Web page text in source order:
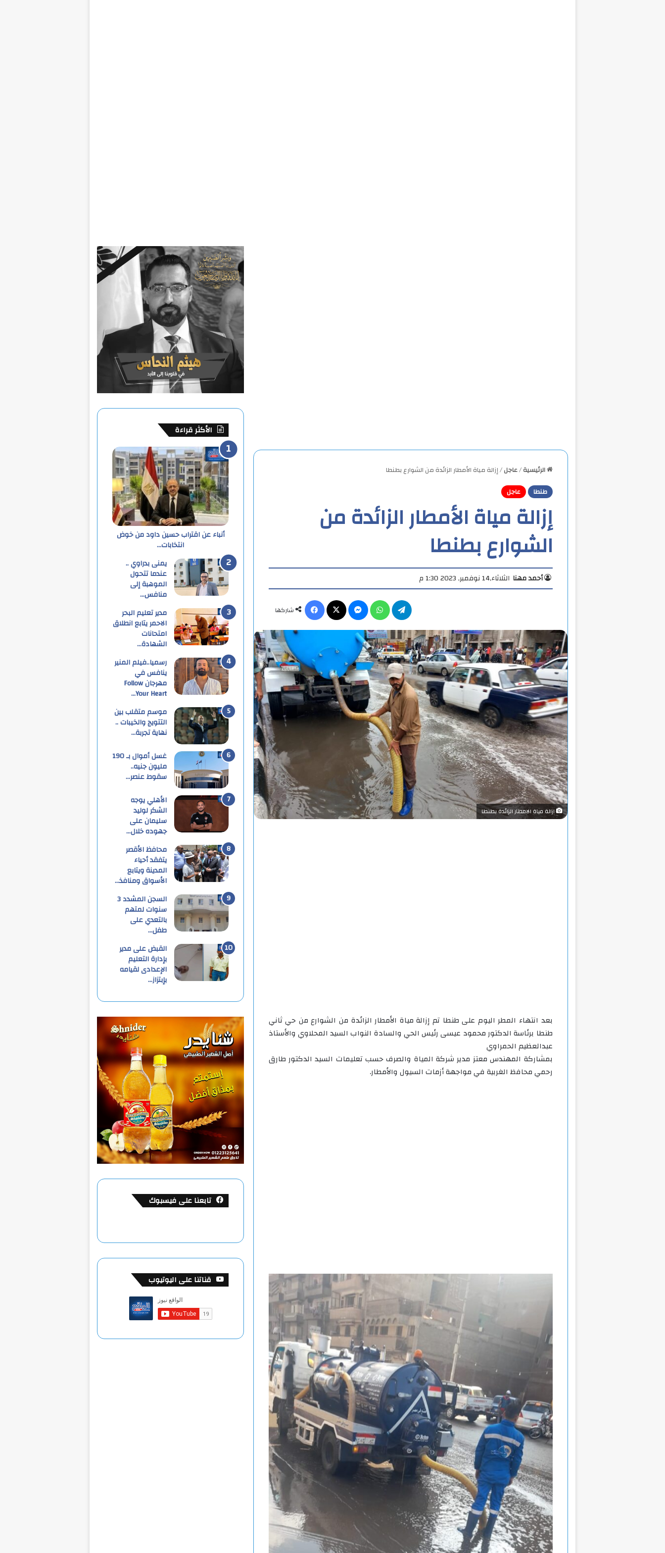
الرئيسية/عاجل/إزالة مياة الأمطار الزائدة من الشوارع بطنطا
طنطا
عاجل
إزالة مياة الأمطار الزائدة من
الشوارع بطنطا
أحمد مهنا الثلاثاء,14 نوفمبر, 2023 1:30 م
شاركها
ماسنجر واتساب تيلقرام
ازالة مياة الامطار الزائدة بطنطا
بعد انتهاء المطر اليوم على طنطا تم إزالة مياة الأمطار الزائدة من الشوارع من حي ثاني
طنطا برئاسة الدكتور محمود عيسى رئيس الحي والسادة النواب السيد المحلاوي والأستاذ
عبدالعظيم الحمراوي
بمشاركة المهندس معتز مدير شركة المياة والصرف حسب تعليمات السيد الدكتور طارق
رحمي محافظ الغربية في مواجهة أزمات السيول والأمطار.
الأكثر قراءة
أنباء عن اقتراب حسين داود من خوض
انتخابات…
يمنى بدراوي ..
عندما تتحول
الموهبة إلى
منافس…
مدير تعليم البحر
الاحمر يتابع انطلاق
امتحانات
الشهادة…
رسميا..فيلم المنير
ينافس في
مهرجان Follow
Your Heart…
موسم متقلب بين
التتويج والخيبات ..
نهاية تجربة…
غسل أموال بـ 190
مليون جنيه..
سقوط عنصر…
الأهلي يوجه
الشكر لوليد
سليمان على
جهوده خلال…
محافظ الأقصر
يتفقد أحياء
المدينة ويتابع
الأسواق ومنافذ…
السجن المشدد 3
سنوات لمتهم
بالتعدي على
طفل…
القبض على مدير
بإدارة التعليم
الإعدادى لقيامه
بإبتزاز…
تابعنا على فيسبوك
قناتنا على اليوتيوب